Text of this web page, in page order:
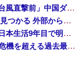
中国「大洪水！」三峡ダム「大雨で増水（台風直撃前」中国ダム「緊急放流！」中国鉄道「列車が走行中に流される」中国避難所「支援物資は有料です」謎の勢力「え」→
中国Zbtlink製ルーター20機種にバックドア見つかる 外部から完全制御のおそれ
「中国人ってこんなに嫌われているの？」日本生活9年目で明かす本心！
【韓国株】 7月のKOSPI 28.9％下落…通貨危機を超える過去最大の下げ幅